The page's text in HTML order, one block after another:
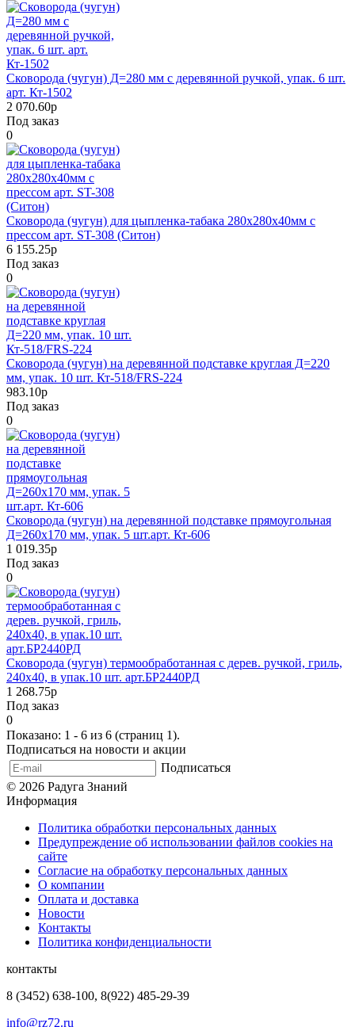
Сковорода (чугун) Д=280 мм с деревянной ручкой, упак. 6 шт.
арт. Кт-1502
2 070.60р
Под заказ
0
Сковорода (чугун) для цыпленка-табака 280х280х40мм с
прессом арт. ST-308 (Ситон)
6 155.25р
Под заказ
0
Сковорода (чугун) на деревянной подставке круглая Д=220
мм, упак. 10 шт. Кт-518/FRS-224
983.10р
Под заказ
0
Сковорода (чугун) на деревянной подставке прямоугольная
Д=260х170 мм, упак. 5 шт.арт. Кт-606
1 019.35р
Под заказ
0
Сковорода (чугун) термообработанная с дерев. ручкой, гриль,
240х40, в упак.10 шт. арт.БР2440РД
1 268.75р
Под заказ
0
Показано: 1 - 6 из 6 (страниц 1).
Подписаться на новости и акции
Подписаться
© 2026 Радуга Знаний
Информация
Политика обработки персональных данных
Предупреждение об использовании файлов cookies на
сайте
Согласие на обработку персональных данных
О компании
Оплата и доставка
Новости
Контакты
Политика конфиденциальности
контакты
8 (3452) 638-100, 8(922) 485-29-39
info@rz72.ru